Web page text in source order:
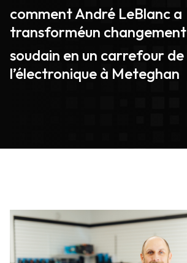
comment André LeBlanc a
transforméun changement
soudain en un carrefour de
l’électronique à Meteghan